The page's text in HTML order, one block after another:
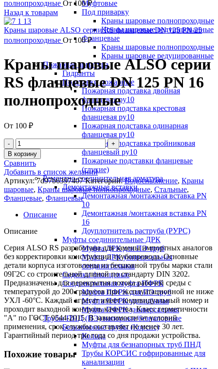
Муфтовые
Под приварку
Краны шаровые полнопроходные
Краны шаровые редуцированные
Фланцевые
Краны шаровые полнопроходные
Краны шаровые редуцированные
Пожарная арматура
Гидранты
Подставки пожарные
Пожарная подставка двойная
фланцевая ру10
Пожарная подставка крестовая
фланцевая ру10
Пожарная подставка одинарная
фланцевая ру10
Пожарная подставка тройниковая
фланцевый ру10
Пожарные подставки фланцевые
(глухие)
Ремонтно-соединительная арматура
Демонтажные вставки
Демонтажная /монтажная вставка PN
10
Демонтажная /монтажная вставка PN
16
Доуплотнитель раструба (РУРС)
Муфты соединительные ДРК
Муфта ДРК для ПЭ труб
Муфта ДРК универсальная
соединительная
Седелки фланцевые
Соединительная муфта ПФРК
Муфта ПФРК для ПЭ труб
Муфта ПФРК удлинённая
Муфта ПФРК универсальная
Трубы ПНД (ПЭ) напорные/безнапорные
Безнапорные трубы (Корсис)
Кольца
Муфты для безнапорных труб ПНД
Трубы КОРСИС гофрированные для
канализации
полнопроходные От 100₽
Назад к товарам
Краны шаровые ALSO серии RS фланцевые DN 125 PN 25
полнопроходные От 100₽
Краны шаровые ALSO серии
RS фланцевые DN 125 PN 16
полнопроходные
От 100 ₽
В корзину
Сравнить
Добавить в список желаний
Артикул:7d97b6397407Категорий: Водоснабжение, Краны
шаровые, Краны шаровые полнопроходные, Стальные,
Фланцевые, Фланцевые
Описание
Описание
Серия ALSO RS разработана для замены импортных аналогов
без корректировки конструкции трубопровода. Основные
детали корпуса изготовлены из бесшовной трубы марки стали
09Г2С со строительной длиной по стандарту DIN 3202.
Предназначены для перекрытия потока рабочей среды с
температурой до 200 градусов при эксплуатационной не ниже
УХЛ -60°C. Каждый агрегат имеет индивидуальный номер и
проходит выходной контроль качества. Класс герметичности
"А" по ГОСТ 9544-2015. В зависимости от условий
применения, срок службы составляет не менее 30 лет.
Гарантийный период три года со дня продажи устройства.
Похожие товары